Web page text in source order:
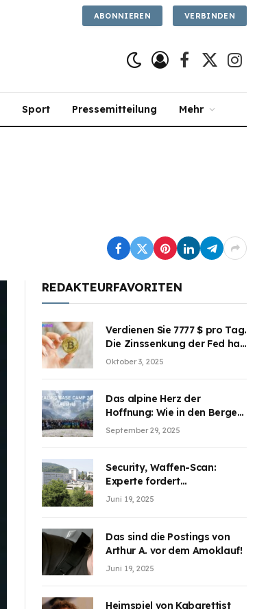
ABONNIEREN VERBINDEN
Facebook
X
Sport Pressemitteilung Mehr
REDAKTEURFAVORITEN
Verdienen Sie 7777 $ pro Tag.
Die Zinssenkung der Fed hat
die Aufmerksamkeit des
teilzuhaben
Oktober 3, 2025
Das alpine Herz der
Hoffnung: Wie in den Bergen
Österreichs die unsichtbaren
September 29, 2025
Security, Waffen-Scan:
Experte fordert
Sicherheitsdiskussion an
Juni 19, 2025
Das sind die Postings von
Arthur A. vor dem Amoklauf!
Juni 19, 2025
Heimspiel von Kabarettist